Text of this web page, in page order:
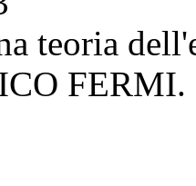
teoria
FERMI.